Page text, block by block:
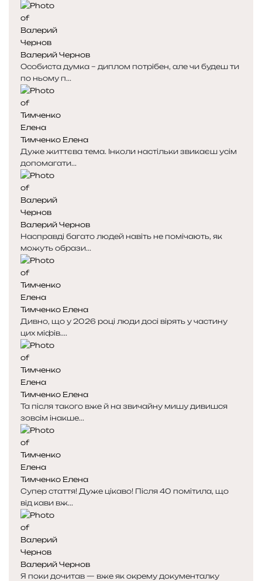
р
і
н
к
а
р
і
н
к
а
Валерий Чернов
Особиста думка – диплом потрібен, але чи будеш ти
по ньому п...
Тимченко Елена
Дуже життєва тема. Інколи настільки звикаєш усім
допомагати...
Валерий Чернов
Насправді багато людей навіть не помічають, як
можуть образи...
Тимченко Елена
Дивно, що у 2026 році люди досі вірять у частину
цих міфів....
Тимченко Елена
Та після такого вже й на звичайну мишу дивишся
зовсім інакше...
Тимченко Елена
Супер стаття! Дуже цікаво! Після 40 помітила, що
від кави вж...
Валерий Чернов
Я поки дочитав — вже як окрему документалку